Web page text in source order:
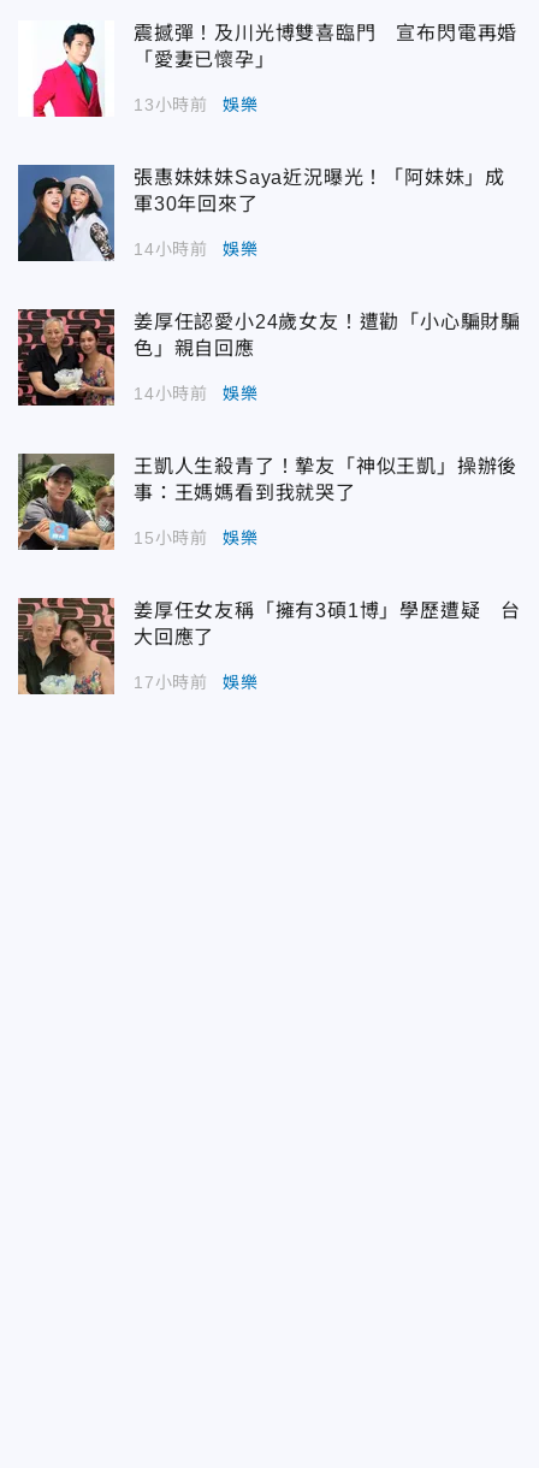
震撼彈！及川光博雙喜臨門 宣布閃電再婚
「愛妻已懷孕」
13小時前 娛樂
張惠妹妹妹Saya近況曝光！「阿妹妹」成
軍30年回來了
14小時前 娛樂
姜厚任認愛小24歲女友！遭勸「小心騙財騙
色」親自回應
14小時前 娛樂
王凱人生殺青了！摯友「神似王凱」操辦後
事：王媽媽看到我就哭了
15小時前 娛樂
姜厚任女友稱「擁有3碩1博」學歷遭疑 台
大回應了
17小時前 娛樂